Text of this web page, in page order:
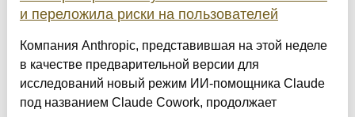
и переложила риски на пользователей
Компания Anthropic, представившая на этой неделе
в качестве предварительной версии для
исследований новый режим ИИ-помощника Claude
под названием Claude Cowork, продолжает